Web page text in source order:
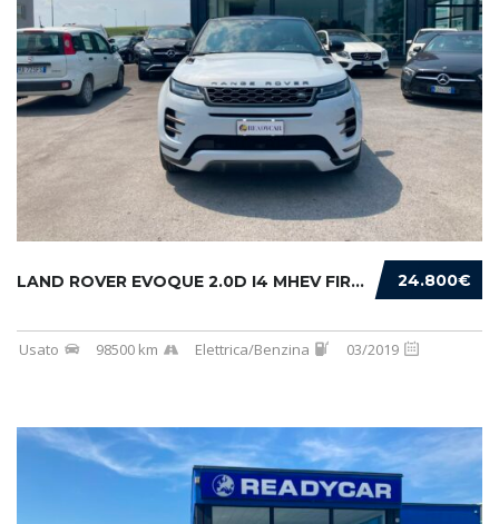
24.800€
LAND ROVER EVOQUE 2.0D I4 MHEV FIRST EDITION...
Usato 98500 km Elettrica/Benzina 03/2019